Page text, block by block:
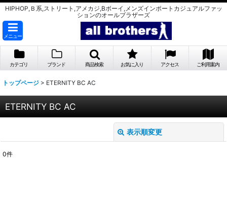
HIPHOP,Ｂ系,ストリート,アメカジ,Bボーイ,メンズインポートカジュアルファッ
ションのオールブラザーズ
メニュー
カテゴリ ブランド 商品検索 お気に入り アクセス ご利用案内
トップページ > ETERNITY BC AC
ETERNITY BC AC
表示順変更
0件